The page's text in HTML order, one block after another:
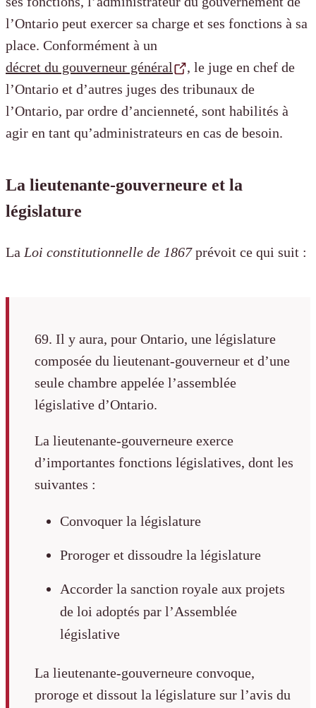
l’Ontario peut exercer sa charge et ses fonctions à sa
place. Conformément à un
décret du gouverneur général
, le juge en chef de
l’Ontario et d’autres juges des tribunaux de
l’Ontario, par ordre d’ancienneté, sont habilités à
agir en tant qu’administrateurs en cas de besoin.
La lieutenante-gouverneure et la
législature
La Loi constitutionnelle de 1867prévoit ce qui suit :
69. Il y aura, pour Ontario, une législature
composée du lieutenant-gouverneur et d’une
seule chambre appelée l’assemblée
législative d’Ontario.
La lieutenante-gouverneure exerce
d’importantes fonctions législatives, dont les
suivantes :
Convoquer la législature
Proroger et dissoudre la législature
Accorder la sanction royale aux projets
de loi adoptés par l’Assemblée
législative
La lieutenante-gouverneure convoque,
proroge et dissout la législature sur l’avis du